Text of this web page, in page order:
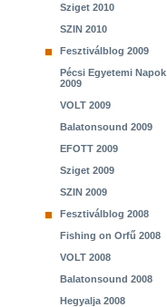
Sziget 2010
SZIN 2010
Fesztiválblog 2009
Pécsi Egyetemi Napok
2009
VOLT 2009
Balatonsound 2009
EFOTT 2009
Sziget 2009
SZIN 2009
Fesztiválblog 2008
Fishing on Orfű 2008
VOLT 2008
Balatonsound 2008
Hegyalja 2008